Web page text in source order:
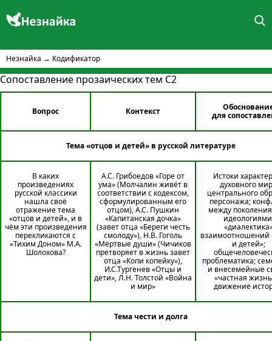
Незнайка → Кодификатор
Сопоставление прозаических тем С2
Вопрос Контекст
для
Тема «отцов и детей» в русской литературе
В каких
произведениях
русской классики
нашла своё
отражение тема
«отцов и детей», и в
чём эти произведения
перекликаются с
«Тихим Доном» М.А.
Шолохова?
А.С. Грибоедов «Горе от
ума» (Молчалин живёт в
соответствии с кодексом,
сформулированным его
отцом), А.С. Пушкин
«Капитанская дочка»
(завет отца «Береги честь
смолоду»), Н.В. Гоголь
«Мёртвые души» (Чичиков
претворяет в жизнь завет
отца «Копи копейку»),
И.С.Тургенев «Отцы и
дети», Л.Н. Толстой «Война
и мир»
Истоки
духовного
центрального
персонажа;
между
взаимоотношений
и детей»;
проблематика;
и внесемейные
«частная
движение
Тема чести и долга